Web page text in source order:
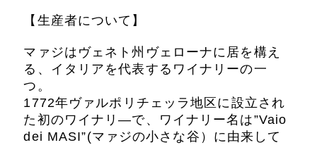
【生産者について】
マァジはヴェネト州ヴェローナに居を構え
る、イタリアを代表するワイナリーの一
つ。
1772年ヴァルポリチェッラ地区に設立され
た初のワイナリ―で、ワイナリー名は”Vaio
dei MASI”(マァジの小さな谷）に由来して